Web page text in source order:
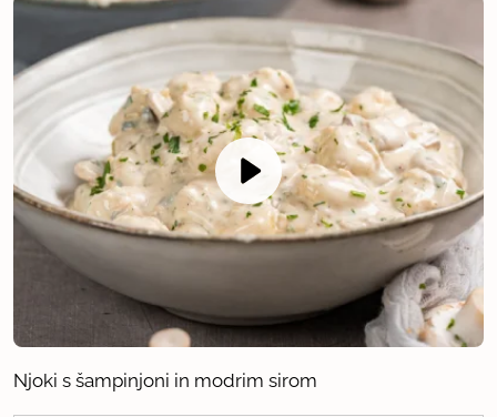
Njoki s šampinjoni in modrim sirom